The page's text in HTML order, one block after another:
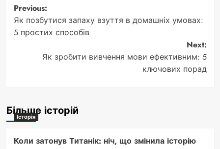
Post
navigation
Previous:
Як позбутися запаху взуття в домашніх умовах:
5 простих способів
Next:
Як зробити вивчення мови ефективним: 5
ключових порад
Більше історій
Історія
Коли затонув Титанік: ніч, що змінила історію